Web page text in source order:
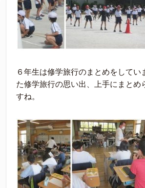
６年生は修学旅行のまとめをしてい
た修学旅行の思い出、上手にまとめ
すね。